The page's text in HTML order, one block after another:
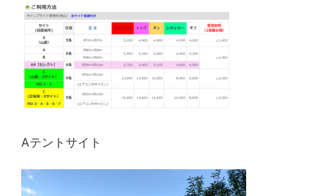
Aテントサイト